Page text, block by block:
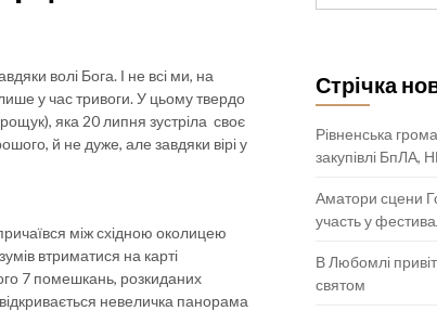
волі Бога. І не всі ми, на
у час тривоги. У цьому твердо
яка 20 липня зустріла своє
й не дуже, але завдяки вірі у
між східною околицею
втриматися на карті
7 помешкань, розкиданих
невеличка панорама
Стрічка
Рівненська
закупівлі БпЛА,
Аматори сцени
участь у
В Любомлі
святом